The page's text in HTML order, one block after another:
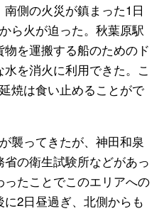
側の火災が鎮まった1日
ら火が迫った。秋葉原駅
を運搬する船のためのド
を消火に利用できた。こ
焼は食い止めることがで
襲ってきたが、神田和泉
の衛生試験所などがあっ
たことでこのエリアへの
2日昼過ぎ、北側からも